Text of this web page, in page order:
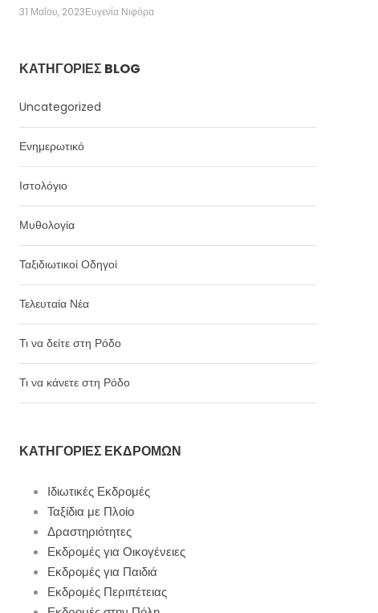
31 Μαΐου, 2023Ευγενία Νιφόρα
ΚΑΤΗΓΟΡΊΕΣ BLOG
Uncategorized
Ενημερωτικό
Ιστολόγιο
Μυθολογία
Ταξιδιωτικοί Οδηγοί
Τελευταία Νέα
Τι να δείτε στη Ρόδο
Τι να κάνετε στη Ρόδο
ΚΑΤΗΓΟΡΊΕΣ ΕΚΔΡΟΜΏΝ
Ιδιωτικές Εκδρομές
Ταξίδια με Πλοίο
Δραστηριότητες
Εκδρομές για Οικογένειες
Εκδρομές για Παιδιά
Εκδρομές Περιπέτειας